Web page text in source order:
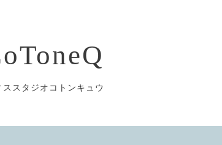
スタジオコトンキュウ